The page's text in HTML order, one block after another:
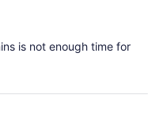
is not enough time for